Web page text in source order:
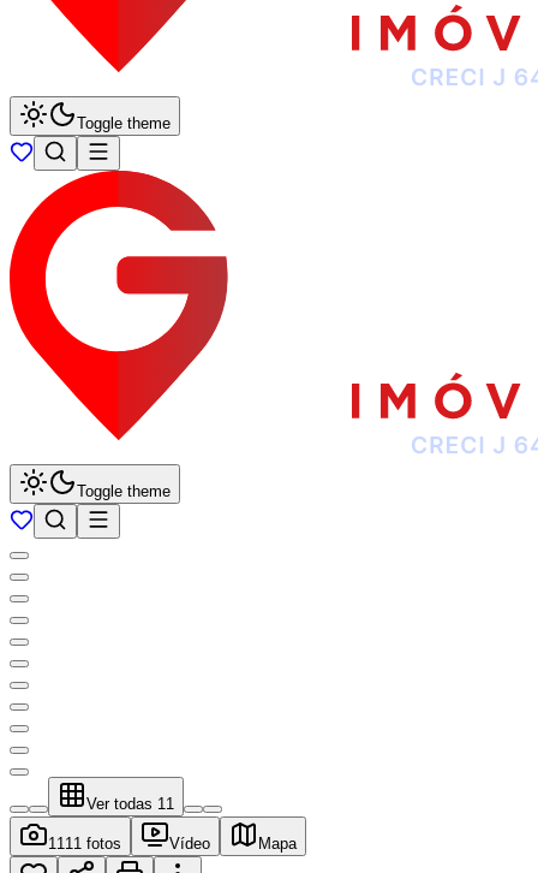
Toggle theme
Toggle theme
Ver todas 11
1111 fotos Vídeo Mapa